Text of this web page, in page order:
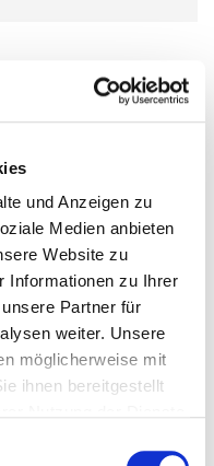
und Anzeigen zu
Medien anbieten
Website zu
Informationen zu Ihrer
Partner für
weiter. Unsere
möglicherweise mit
ihnen bereitgestellt
herausfordernd
neue Routinen zu
Angewohnheiten
und Wege suchst,
einen großen
Dann gilt es:
verfestigt hat
immer daran,
musst,
Entscheidung bringt